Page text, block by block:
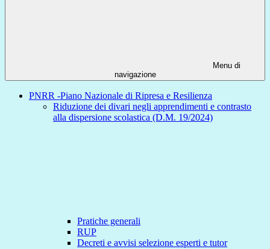
Menu di
navigazione
PNRR -Piano Nazionale di Ripresa e Resilienza
Riduzione dei divari negli apprendimenti e contrasto
alla dispersione scolastica (D.M. 19/2024)
Pratiche generali
RUP
Decreti e avvisi selezione esperti e tutor